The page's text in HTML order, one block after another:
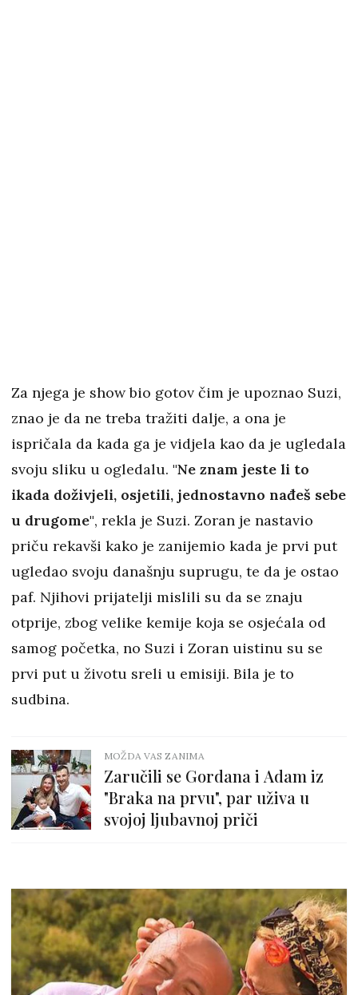
Za njega je show bio gotov čim je upoznao Suzi,
znao je da ne treba tražiti dalje, a ona je
ispričala da kada ga je vidjela kao da je ugledala
svoju sliku u ogledalu. "Ne znam jeste li to
ikada doživjeli, osjetili, jednostavno nađeš sebe
u drugome", rekla je Suzi. Zoran je nastavio
priču rekavši kako je zanijemio kada je prvi put
ugledao svoju današnju suprugu, te da je ostao
paf. Njihovi prijatelji mislili su da se znaju
otprije, zbog velike kemije koja se osjećala od
samog početka, no Suzi i Zoran uistinu su se
prvi put u životu sreli u emisiji. Bila je to
sudbina.
MOŽDA VAS ZANIMA
Zaručili se Gordana i Adam iz
"Braka na prvu", par uživa u
svojoj ljubavnoj priči